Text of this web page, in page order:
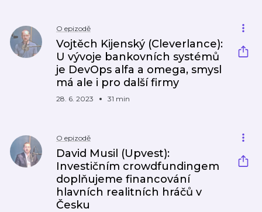
O epizodě
Vojtěch Kijenský (Cleverlance):
U vývoje bankovních systémů
je DevOps alfa a omega, smysl
má ale i pro další firmy
28. 6. 2023 31 min
O epizodě
David Musil (Upvest):
Investičním crowdfundingem
doplňujeme financování
hlavních realitních hráčů v
Česku